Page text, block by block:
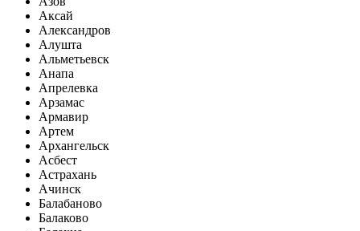
Аксай
Александров
Алушта
Альметьевск
Анапа
Апрелевка
Арзамас
Армавир
Артем
Архангельск
Асбест
Астрахань
Ачинск
Балабаново
Балаково